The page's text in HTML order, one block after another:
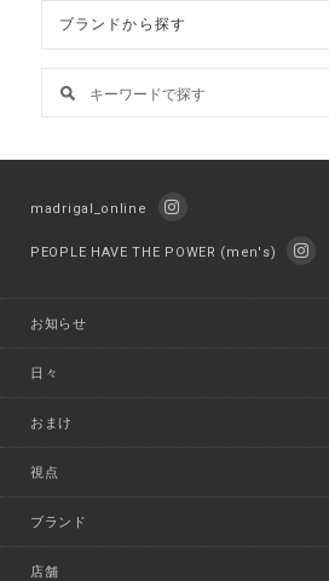
madrigal_online
PEOPLE HAVE THE POWER (men's)
お知らせ
日々
おまけ
視点
ブランド
店舗